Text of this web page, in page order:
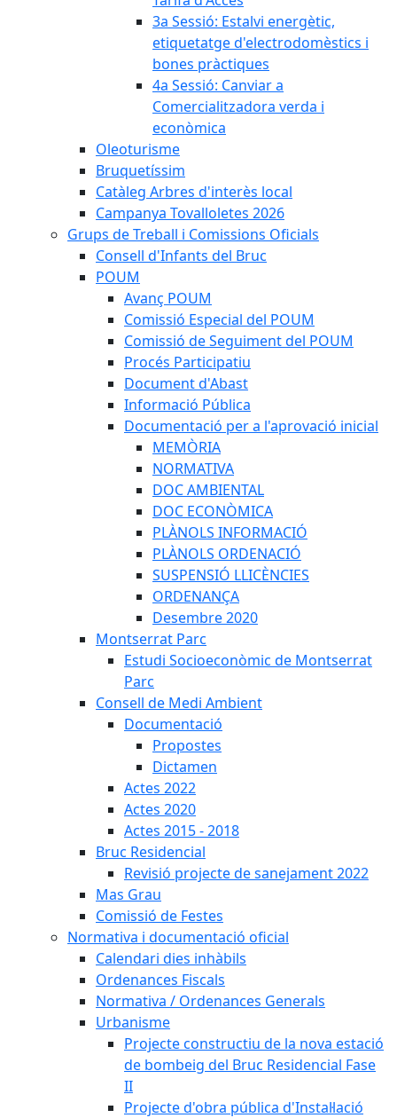
3a Sessió: Estalvi energètic,
etiquetatge d'electrodomèstics i
bones pràctiques
4a Sessió: Canviar a
Comercialitzadora verda i
econòmica
Oleoturisme
Bruquetíssim
Catàleg Arbres d'interès local
Campanya Tovalloletes 2026
Grups de Treball i Comissions Oficials
Consell d'Infants del Bruc
POUM
Avanç POUM
Comissió Especial del POUM
Comissió de Seguiment del POUM
Procés Participatiu
Document d'Abast
Informació Pública
Documentació per a l'aprovació inicial
MEMÒRIA
NORMATIVA
DOC AMBIENTAL
DOC ECONÒMICA
PLÀNOLS INFORMACIÓ
PLÀNOLS ORDENACIÓ
SUSPENSIÓ LLICÈNCIES
ORDENANÇA
Desembre 2020
Montserrat Parc
Estudi Socioeconòmic de Montserrat
Parc
Consell de Medi Ambient
Documentació
Propostes
Dictamen
Actes 2022
Actes 2020
Actes 2015 - 2018
Bruc Residencial
Revisió projecte de sanejament 2022
Mas Grau
Comissió de Festes
Normativa i documentació oficial
Calendari dies inhàbils
Ordenances Fiscals
Normativa / Ordenances Generals
Urbanisme
Projecte constructiu de la nova estació
de bombeig del Bruc Residencial Fase
II
Projecte d'obra pública d'Instal·lació